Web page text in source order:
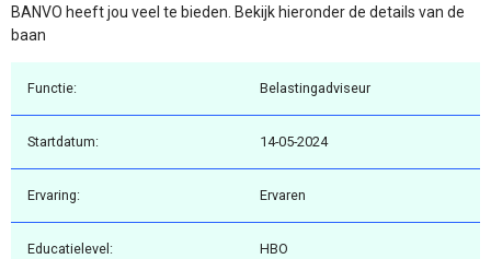
BANVO heeft jou veel te bieden. Bekijk hieronder de details van de
baan
Functie: Belastingadviseur
Startdatum: 14-05-2024
Ervaring: Ervaren
Educatielevel: HBO